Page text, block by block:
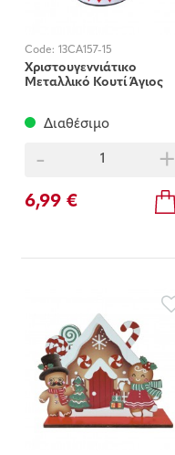
Code: 13CA157-15
Χριστουγεννιάτικο
Μεταλλικό Κουτί Άγιος
Διαθέσιμο
- +
6,99 €